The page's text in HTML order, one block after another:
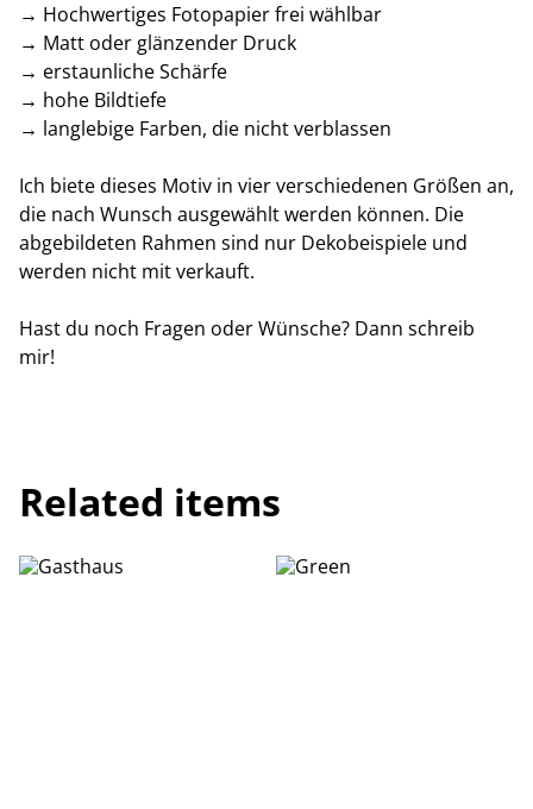
→ Hochwertiges Fotopapier frei wählbar
→ Matt oder glänzender Druck
→ erstaunliche Schärfe
→ hohe Bildtiefe
→ langlebige Farben, die nicht verblassen
Ich biete dieses Motiv in vier verschiedenen Größen an,
die nach Wunsch ausgewählt werden können. Die
abgebildeten Rahmen sind nur Dekobeispiele und
werden nicht mit verkauft.
Hast du noch Fragen oder Wünsche? Dann schreib
mir!
Related items